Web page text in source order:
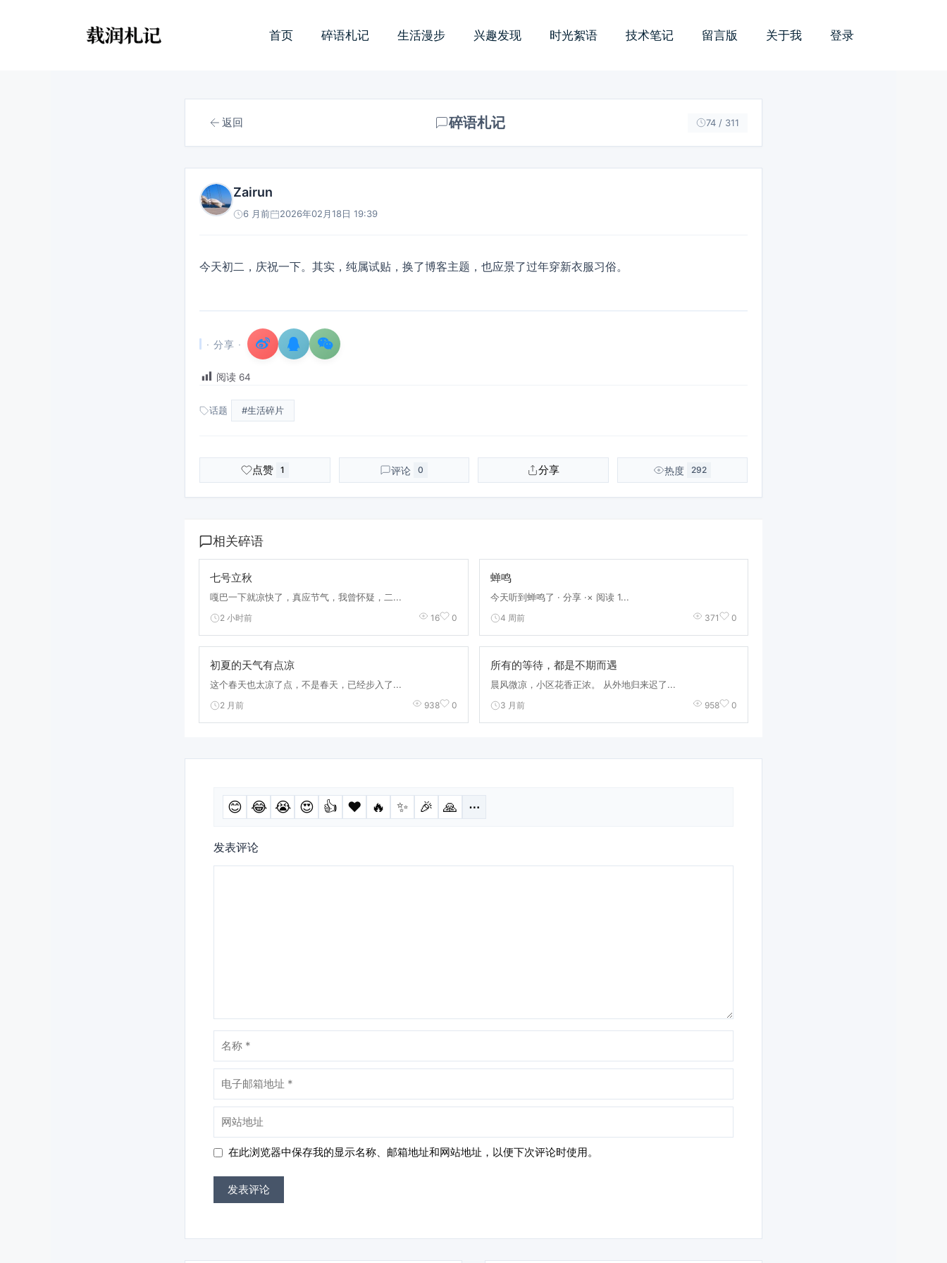
首页 碎语札记 生活漫步 兴趣发现 时光絮语 技术笔记 留言版 关于我 登录
返回 碎语札记 74 / 311
Zairun
6 月前 2026年02月18日 19:39
今天初二，庆祝一下。其实，纯属试贴，换了博客主题，也应景了过年穿新衣服习俗。
· 分享 ·
阅读 64
话题 #生活碎片
点赞 1 评论 0 分享 热度 292
相关碎语
七号立秋
嘎巴一下就凉快了，真应节气，我曾怀疑，二...
2 小时前 16 0
蝉鸣
今天听到蝉鸣了 · 分享 ·× 阅读 1...
4 周前 371 0
初夏的天气有点凉
这个春天也太凉了点，不是春天，已经步入了...
2 月前 938 0
所有的等待，都是不期而遇
晨风微凉，小区花香正浓。 从外地归来迟了...
3 月前 958 0
😊 😂 😭 😍 👍 ❤️ 🔥 ✨ 🎉 🙏 ⋯
发表评论
称
子
邮
箱
地
址
站
址
在此浏览器中保存我的显示名称、邮箱地址和网站地址，以便下次评论时使用。